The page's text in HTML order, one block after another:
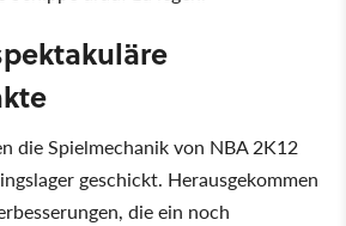
die Spielmechanik von NBA 2K12
geschickt. Herausgekommen
die ein noch